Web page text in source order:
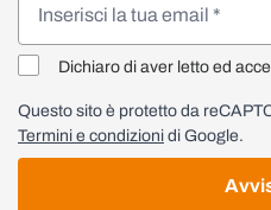
Dichiaro di aver letto ed
Questo sito è protetto da
Termini e condizioni di Google.